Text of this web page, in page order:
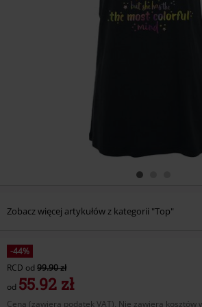
Zobacz więcej artykułów z kategorii "Top"
-44%
RCD od 99.90 zł
od 55.92 zł
Cena (zawiera podatek VAT), Nie zawiera kosztów